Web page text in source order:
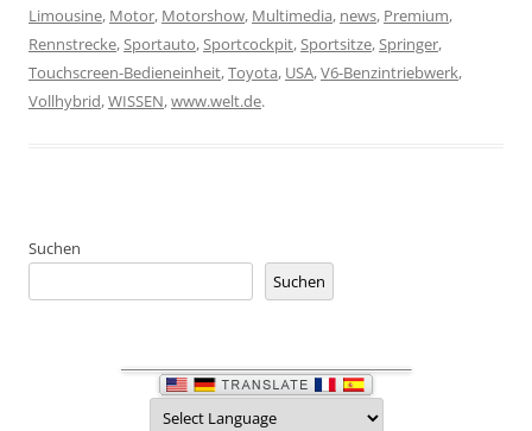
Limousine, Motor, Motorshow, Multimedia, news, Premium,
Rennstrecke,Sportauto,Sportcockpit,Sportsitze,Springer,
Touchscreen-Bedieneinheit,Toyota, USA,V6-Benzintriebwerk,
Vollhybrid,WISSEN,www.welt.de.
Suchen
Suchen